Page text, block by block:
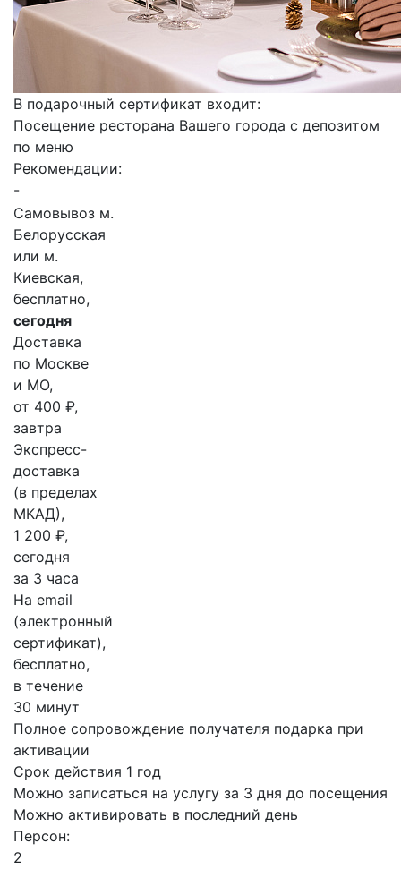
В подарочный сертификат входит:
Посещение ресторана Вашего города с депозитом
по меню
Рекомендации:
-
Самовывоз м.
Белорусская
или м.
Киевская,
бесплатно,
сегодня
Доставка
по Москве
и МО,
от 400 ₽,
завтра
Экспресс-
доставка
(в пределах
МКАД),
1 200 ₽,
сегодня
за 3 часа
На email
(электронный
сертификат),
бесплатно,
в течение
30 минут
Полное сопровождение получателя подарка при
активации
Срок действия 1 год
Можно записаться на услугу за 3 дня до посещения
Можно активировать в последний день
Персон:
2